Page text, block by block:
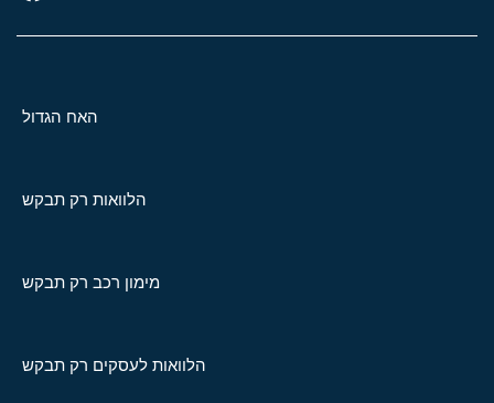
האח הגדול
הלוואות רק תבקש
מימון רכב רק תבקש
הלוואות לעסקים רק תבקש